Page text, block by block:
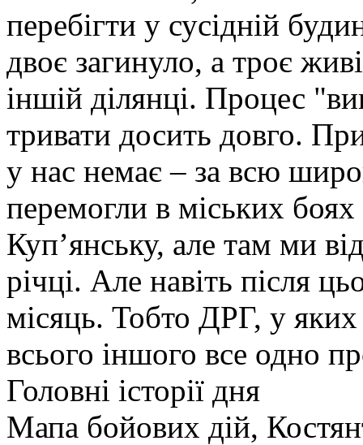
перебігти у сусідній
двоє загинуло, а троє
іншій ділянці. Процес
тривати досить довго.
у нас немає – за всю
перемогли в міських боях
Куп’янську, але там ми
річці. Але навіть після
місяць. Тобто ДРГ, у яких
всього іншого все одно
Головні історії дня
Мапа бойових дій,